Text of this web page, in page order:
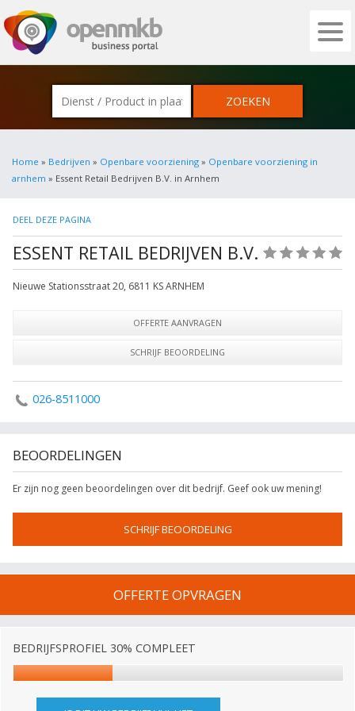
OPENMKB - DE ZAKELIJKE PORTAL
Home » Bedrijven » Openbare voorziening » Openbare voorziening in
arnhem » Essent Retail Bedrijven B.V. in Arnhem
DEEL DEZE PAGINA
ESSENT RETAIL BEDRIJVEN B.V.
Nieuwe Stationsstraat 20, 6811 KSARNHEM
OFFERTE AANVRAGEN
SCHRIJF BEOORDELING
026-8511000
BEOORDELINGEN
Er zijn nog geen beoordelingen over dit bedrijf. Geef ook uw mening!
SCHRIJF BEOORDELING
OFFERTE OPVRAGEN
BEDRIJFSPROFIEL 30% COMPLEET